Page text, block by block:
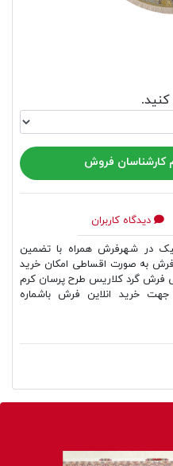
فروش
دیدگاه کاربران
در شهرفرش همراه با تضمین
به صورت اقساطی امکان خرید
فرش گرد کلاریس طرح پرسان کرم
ای، ۱۵۰۰شانه تراکم ۴۵۰۰ جهت خرید انلاین فرش باشماره